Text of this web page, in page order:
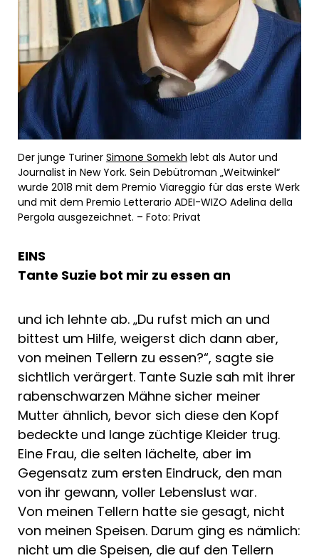
Der junge Turiner Simone Somekh lebt als Autor und
Journalist in New York. Sein Debütroman „Weitwinkel“
wurde 2018 mit dem Premio Viareggio für das erste Werk
und mit dem Premio Letterario ADEI-WIZO Adelina della
Pergola ausgezeichnet. – Foto: Privat
EINS
Tante Suzie bot mir zu essen an
und ich lehnte ab. „Du rufst mich an und
bittest um Hilfe, weigerst dich dann aber,
von meinen Tellern zu essen?“, sagte sie
sichtlich verärgert. Tante Suzie sah mit ihrer
rabenschwarzen Mähne sicher meiner
Mutter ähnlich, bevor sich diese den Kopf
bedeckte und lange züchtige Kleider trug.
Eine Frau, die selten lächelte, aber im
Gegensatz zum ersten Eindruck, den man
von ihr gewann, voller Lebenslust war.
Von meinen Tellern hatte sie gesagt, nicht
von meinen Speisen. Darum ging es nämlich:
nicht um die Speisen, die auf den Tellern